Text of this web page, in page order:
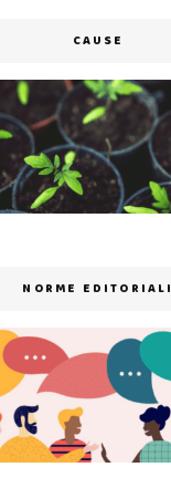
CAUSE
NORME EDITORIALI